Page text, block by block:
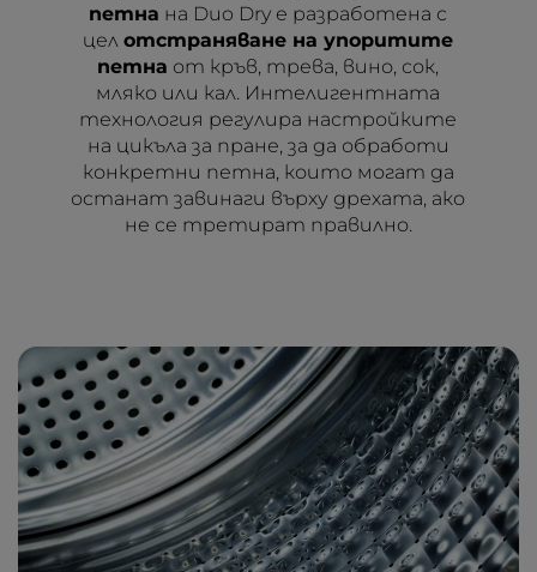
петна на Duo Dry е разработена с
целотстраняване на упоритите
петна от кръв, трева, вино, сок,
мляко или кал. Интелигентната
технология регулира настройките
на цикъла за пране, за да обработи
конкретни петна, които могат да
останат завинаги върху дрехата, ако
не се третират правилно.